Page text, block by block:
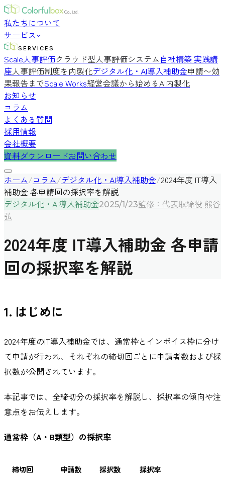
私たちについて
サービス
SERVICES
Scale人事評価クラウド型人事評価システム 自社構築 実践講
座人事評価制度を内製化デジタル化・AI導入補助金申請〜効
果報告までScale Works経営会議から始めるAI内製化
お知らせ
コラム
よくある質問
採用情報
会社概要
資料ダウンロードお問い合わせ
ホーム/コラム/デジタル化・AI導入補助金/2024年度 IT導入
補助金 各申請回の採択率を解説
デジタル化・AI導入補助金2025/1/23監修：代表取締役 熊谷
弘
2024年度 IT導入補助金 各申請
回の採択率を解説
1. はじめに
2024年度のIT導入補助金では、通常枠とインボイス枠に分け
て申請が行われ、それぞれの締切回ごとに申請者数および採
択数が公開されています。
本記事では、全締切分の採択率を解説し、採択率の傾向や注
意点をお伝えします。
通常枠（A・B類型）の採択率
締切回 申請数 採択数 採択率